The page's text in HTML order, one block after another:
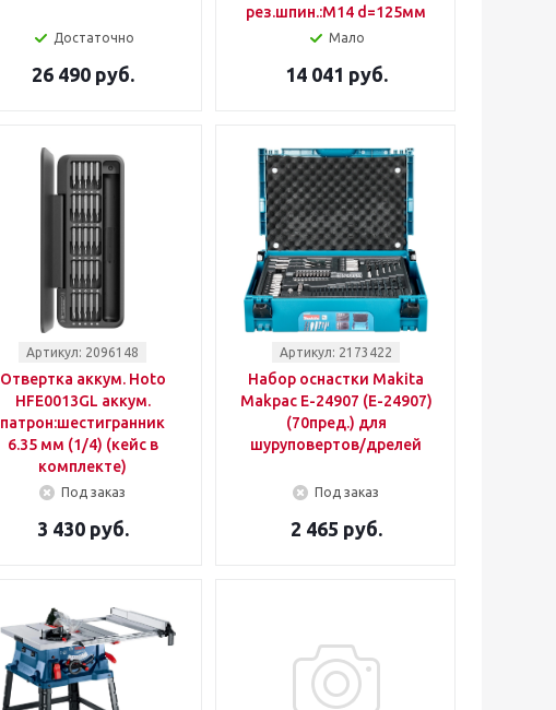
Достаточно
26 490 руб.
рез.шпин.:M14 d=125мм
Мало
14 041 руб.
Артикул: 2096148
Отвертка аккум. Hoto
HFE0013GL аккум.
патрон:шестигранник
6.35 мм (1/4) (кейс в
комплекте)
Под заказ
3 430 руб.
Артикул: 2173422
Набор оснастки Makita
Makpac E-24907 (E-24907)
(70пред.) для
шуруповертов/дрелей
Под заказ
2 465 руб.